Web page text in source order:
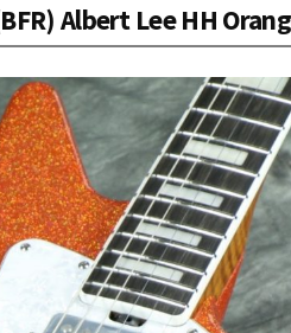
Albert Lee HH